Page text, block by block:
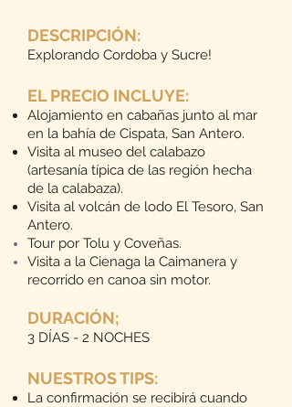
DESCRIPCIÓN:
Explorando Cordoba y Sucre!
EL PRECIO INCLUYE:
Alojamiento en cabañas junto al mar
en la bahía de Cispata, San Antero.
Visita al museo del calabazo
(artesanía típica de las región hecha
de la calabaza).
Visita al volcán de lodo El Tesoro, San
Antero.
Tour por Tolu y Coveñas.
Visita a la Cienaga la Caimanera y
recorrido en canoa sin motor.
DURACIÓN;
3 DÍAS - 2 NOCHES
NUESTROS TIPS:
La confirmación se recibirá cuando